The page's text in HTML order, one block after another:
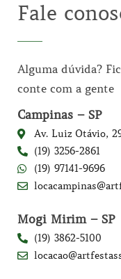
Fale
Alguma dúvida?
conte com a gente
Campinas – SP
Av. Luiz Otávio,
(19) 3256-2861
(19) 97141-9696
Mogi Mirim – SP
(19) 3862-5100